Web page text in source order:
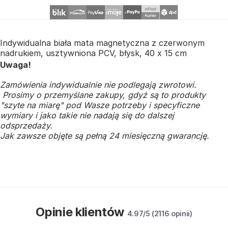
Indywidualna biała mata magnetyczna z czerwonym
nadrukiem, usztywniona PCV, błysk, 40 x 15 cm
Uwaga!
Zamówienia indywidualnie nie podlegają zwrotowi.
Prosimy o przemyślane zakupy, gdyż są to produkty
"szyte na miarę" pod Wasze potrzeby i specyficzne
wymiary i jako takie nie nadają się do dalszej
odsprzedaży.
Jak zawsze objęte są pełną 24 miesięczną gwarancję.
Opinie klientów 4.97/5 (2116 opinii)